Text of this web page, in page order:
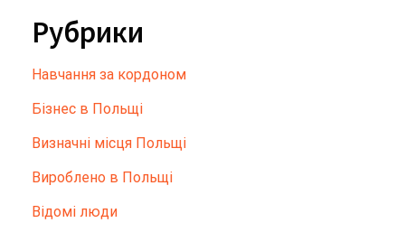
Рубрики
Hавчання за кордоном
Бізнес в Польщі
Визначні місця Польщі
Вироблено в Польщі
Відомі люди